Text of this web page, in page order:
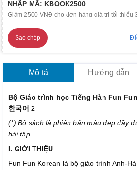
NHẬP MÃ: KBOOK2500
Giảm 2500 VNĐ cho đơn hàng giá trị tối thiểu
Sao chép
Mô tả Hướng dẫn
Bộ Giáo trình học Tiếng Hàn Fun
한국어 2
(*) Bộ sách là phiên bản màu đẹp đầy
bài tập
I. GIỚI THIỆU
Fun Fun Korean là bộ giáo trình Anh-